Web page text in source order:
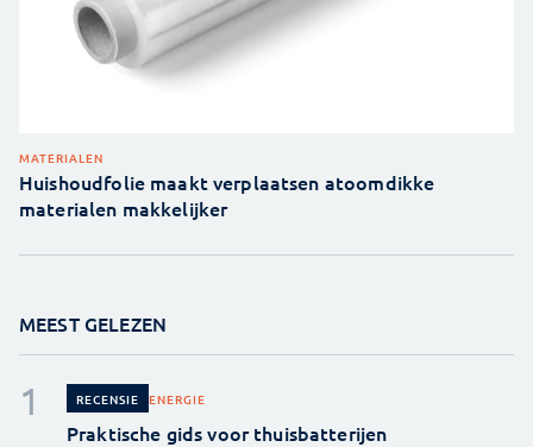
MATERIALEN
Huishoudfolie maakt verplaatsen atoomdikke
materialen makkelijker
MEEST GELEZEN
RECENSIE ENERGIE
Praktische gids voor thuisbatterijen